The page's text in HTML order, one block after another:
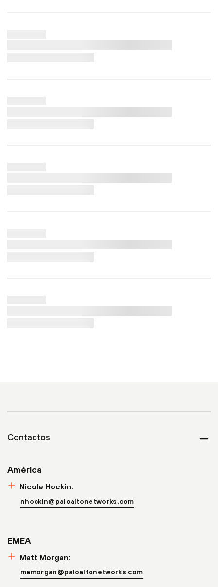
Contactos
América
Nicole Hockin:
nhockin@paloaltonetworks.com
EMEA
Matt Morgan:
mamorgan@paloaltonetworks.com